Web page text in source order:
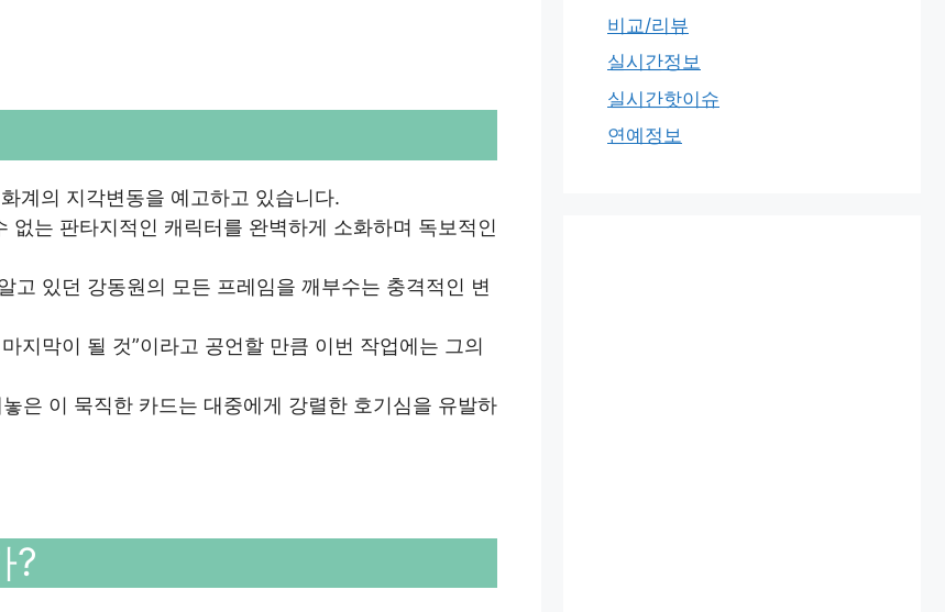
계의 지각변동을 예고하고 있습니다.
는 판타지적인 캐릭터를 완벽하게 소화하며 독보적인
고 있던 강동원의 모든 프레임을 깨부수는 충격적인 변
지막이 될 것”이라고 공언할 만큼 이번 작업에는 그의
은 이 묵직한 카드는 대중에게 강렬한 호기심을 유발하
?
비교/리뷰
실시간정보
실시간핫이슈
연예정보